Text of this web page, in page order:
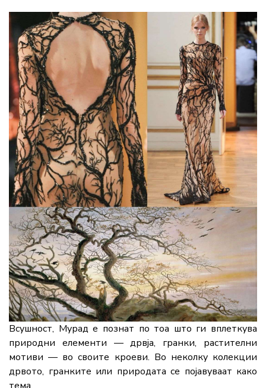
Всушност, Мурад е познат по тоа што ги вплеткува
природни елементи — дрвја, гранки, растителни
мотиви — во своите кроеви. Во неколку колекции
дрвото, гранките или природата се појавуваат како